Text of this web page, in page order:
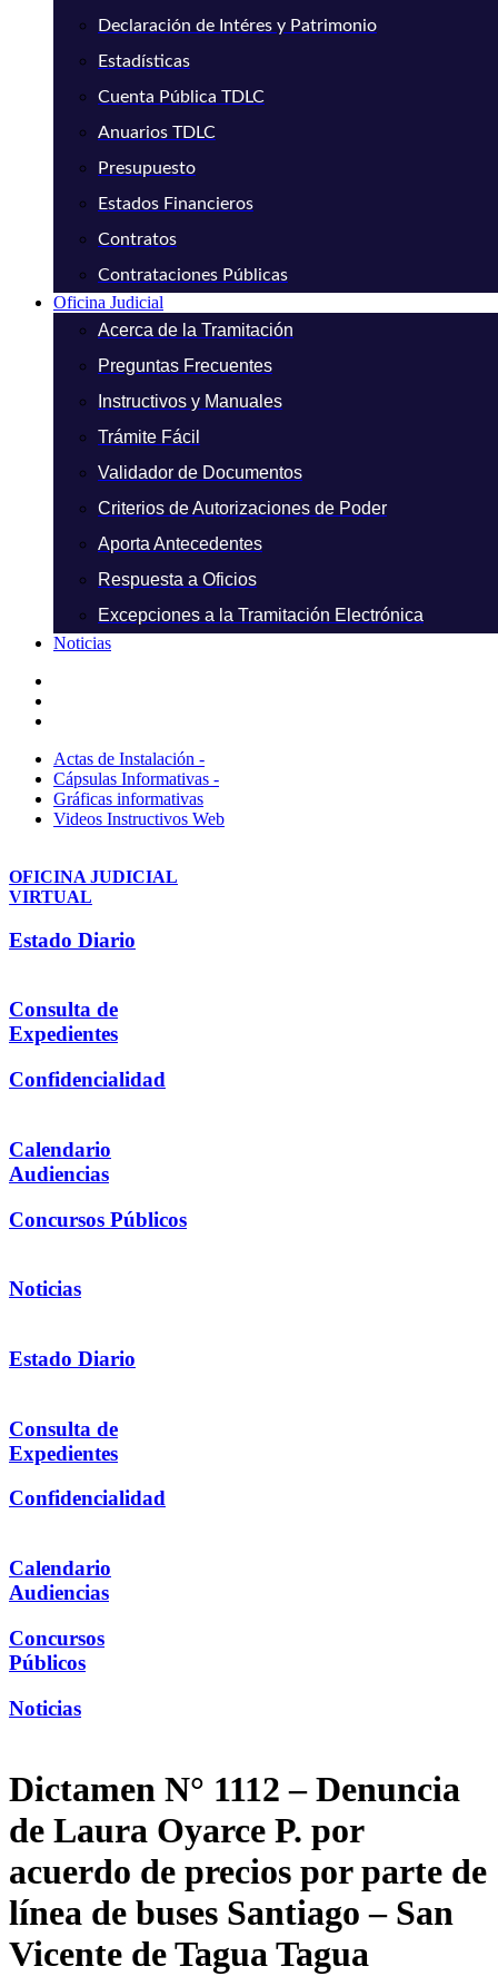
Declaración de Intéres y Patrimonio
Estadísticas
Cuenta Pública TDLC
Anuarios TDLC
Presupuesto
Estados Financieros
Contratos
Contrataciones Públicas
Oficina Judicial
Acerca de la Tramitación
Preguntas Frecuentes
Instructivos y Manuales
Trámite Fácil
Validador de Documentos
Criterios de Autorizaciones de Poder
Aporta Antecedentes
Respuesta a Oficios
Excepciones a la Tramitación Electrónica
Noticias
Actas de Instalación -
Cápsulas Informativas -
Gráficas informativas
Videos Instructivos Web
OFICINA JUDICIAL
VIRTUAL
Estado Diario
Consulta de
Expedientes
Confidencialidad
Calendario
Audiencias
Concursos Públicos
Noticias
Estado Diario
Consulta de
Expedientes
Confidencialidad
Calendario
Audiencias
Concursos
Públicos
Noticias
Dictamen N° 1112 – Denuncia
de Laura Oyarce P. por
acuerdo de precios por parte de
línea de buses Santiago – San
Vicente de Tagua Tagua